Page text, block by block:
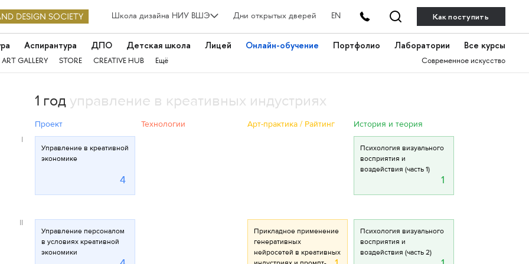
Школа дизайна НИУ ВШЭ Дни открытых дверей EN Как поступить
Аспирантура ДПО Детская школа Лицей Онлайн-обучение Портфолио Лаборатории Все курсы
ART GALLERY STORE CREATIVE HUB Ещё Современное искусство
1 год управление в креативных индустриях
Проект Технологии Арт-практика / Райтинг
История и теория
I
Управление в креативной
экономике
4
Психология визуального
восприятия и
воздействия (часть 1)
1
II
Управление персоналом
в условиях креативной
экономики
Прикладное применение
генеративных
нейросетей в креативных
Психология визуального
восприятия и
воздействия (часть 2)